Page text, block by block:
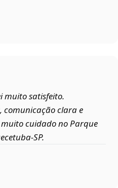
muito satisfeito.
comunicação clara e
cuidado no Parque